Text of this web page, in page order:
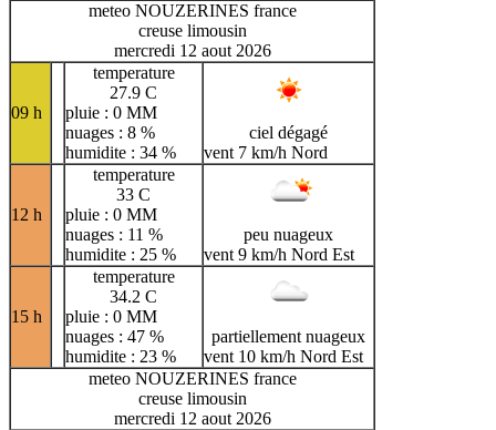
meteo NOUZERINES france
creuse limousin
mercredi 12 aout 2026
09 h
temperature
27.9 C
pluie : 0 MM
nuages : 8 %
humidite : 34 %
ciel dégagé
vent 7 km/h Nord
12 h
temperature
33 C
pluie : 0 MM
nuages : 11 %
humidite : 25 %
peu nuageux
vent 9 km/h Nord Est
15 h
temperature
34.2 C
pluie : 0 MM
nuages : 47 %
humidite : 23 %
partiellement nuageux
vent 10 km/h Nord Est
meteo NOUZERINES france
creuse limousin
mercredi 12 aout 2026